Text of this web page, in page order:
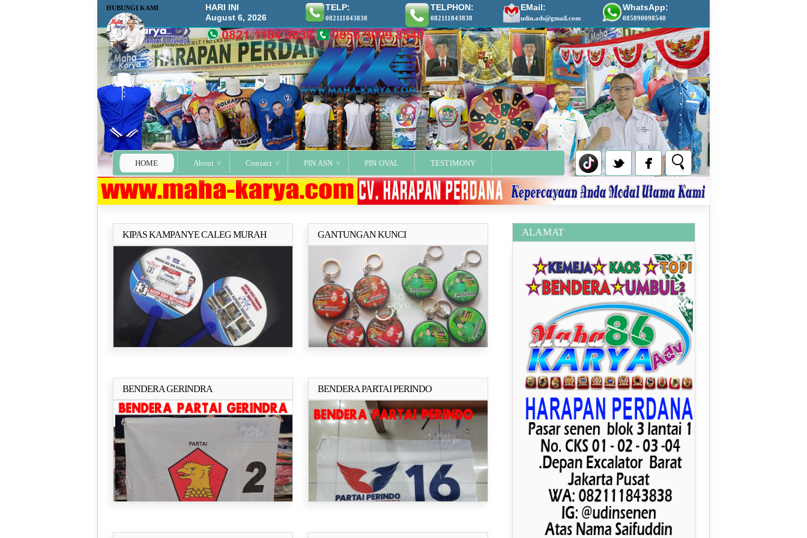
HOME About Contact PIN ASN PIN OVAL TESTIMONY
HUBUNGI KAMI
HARI INI
August 6, 2026
TELP:
082111843838
TELPHON:
082111843838
EMail:
udin.ads@gmail.com
WhatsApp:
085890098540
KIPAS KAMPANYE CALEG MURAH
Selengkapnya.. GANTUNGAN KUNCI
BENDERA GERINDRA BENDERA PARTAI PERINDOSelengkapnya..
ALAMAT